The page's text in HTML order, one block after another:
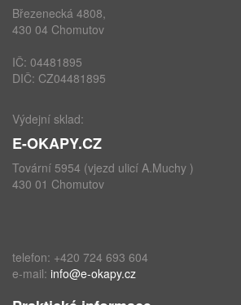
Březenecká 4808,
430 04 Chomutov
IČ: 04481895
DIČ: CZ04481895
Výdejní sklad:
E-OKAPY.CZ
Tovární 5954 (vjezd ulicí A.Muchy )
430 01 Chomutov
telefon: +420 724 693 604
e-mail: info@e-okapy.cz